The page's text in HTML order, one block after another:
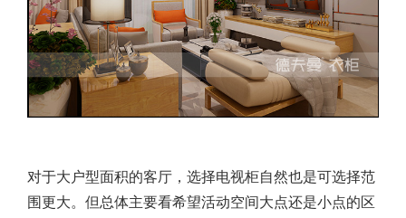
对于大户型面积的客厅，选择电视柜自然也是可选择范
围更大。但总体主要看希望活动空间大点还是小点的区